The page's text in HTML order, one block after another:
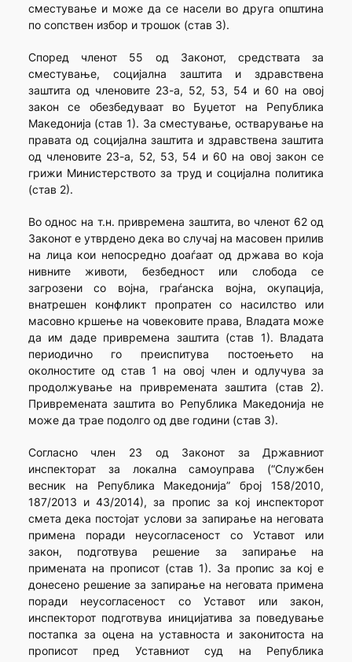
сместување и може да се насели во друга општина
по сопствен избор и трошок (став 3).
Според членот 55 од Законот, средствата за
сместување, социјална заштита и здравствена
заштита од членовите 23-а, 52, 53, 54 и 60 на овој
закон се обезбедуваат во Буџетот на Република
Македонија (став 1). За сместување, остварување на
правата од социјална заштита и здравствена заштита
од членовите 23-а, 52, 53, 54 и 60 на овој закон се
грижи Министерството за труд и социјална политика
(став 2).
Во однос на т.н. привремена заштита, во членот 62 од
Законот е утврдено дека во случај на масовен прилив
на лица кои непосредно доаѓаат од држава во која
нивните животи, безбедност или слобода се
загрозени со војна, граѓанска војна, окупација,
внатрешен конфликт пропратен со насилство или
масовно кршење на човековите права, Владата може
да им даде привремена заштита (став 1). Владата
периодично го преиспитува постоењето на
околностите од став 1 на овој член и одлучува за
продолжување на привремената заштита (став 2).
Привремената заштита во Република Македонија не
може да трае подолго од две години (став 3).
Согласно член 23 од Законот за Државниот
инспекторат за локална самоуправа (“Службен
весник на Република Македонија” број 158/2010,
187/2013 и 43/2014), за пропис за кој инспекторот
смета дека постојат услови за запирање на неговата
примена поради неусогласеност со Уставот или
закон, подготвува решение за запирање на
примената на прописот (став 1). За пропис за кој е
донесено решение за запирање на неговата примена
поради неусогласеност со Уставот или закон,
инспекторот подготвува иницијатива за поведување
постапка за оцена на уставноста и законитоста на
прописот пред Уставниот суд на Република